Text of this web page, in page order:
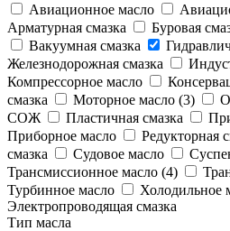
Авиационное масло
Арматурная смазка
Буровая
Вакуумная смазка
Железнодорожная смазка
Компрессорное масло
смазка
Моторное масло (3)
СОЖ
Пластичная смазка
Приборное масло
Редукторная
смазка
Судовое масло
Трансмиссионное масло (4)
Турбинное масло
Холодильное
Электропроводящая смазка
Тип масла